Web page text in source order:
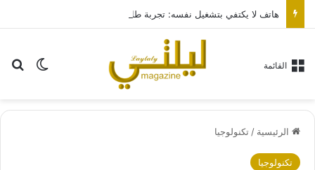
الوضع القائمة
الرئيسية /تكنولوجيا
تكنولوجيا